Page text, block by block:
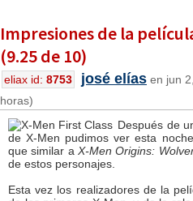
Impresiones de la
(9.25 de 10)
eliax id: 8753 josé elías en jun
horas)
Después de
de X-Men pudimos ver esta noche
que similar a X-Men Origins:
de estos personajes.
Esta vez los realizadores de la